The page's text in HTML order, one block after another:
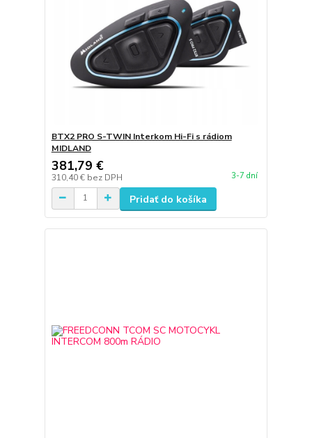
BTX2 PRO S-TWIN Interkom Hi-Fi s rádiom
MIDLAND
381,79 €
310,40 € bez DPH 3-7 dní
Pridať do košíka